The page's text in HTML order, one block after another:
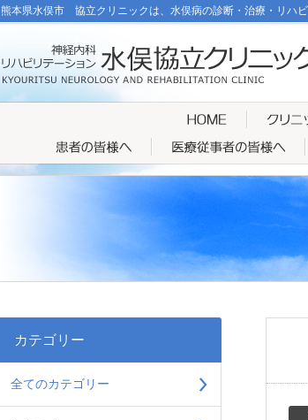
熊本県水俣市 協立クリニックは、水俣病の診断・治療・リハ
カテゴリー
全てのカテゴリー